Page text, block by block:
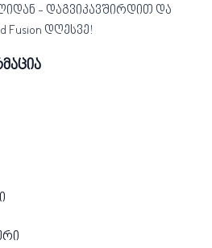
- დაგვიკავშირდით და
Fusion დღესვე!